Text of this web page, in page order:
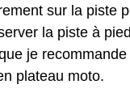
sur la piste
la piste à
je
plateau moto.